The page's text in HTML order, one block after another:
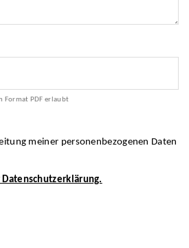
Format PDF erlaubt
meiner personenbezogenen Daten